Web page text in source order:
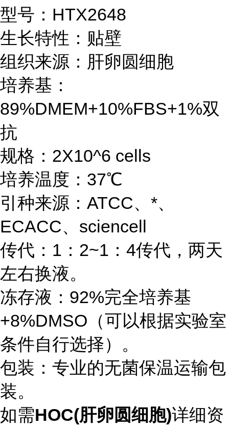
型号：HTX2648
生长特性：贴壁
组织来源：肝卵圆细胞
培养基：
89%DMEM+10%FBS+1%双
抗
规格：2X10^6 cells
培养温度：37℃
引种来源：ATCC、*、
ECACC、sciencell
传代：1：2~1：4传代，两天
左右换液。
冻存液：92%完全培养基
+8%DMSO（可以根据实验室
条件自行选择）。
包装：专业的无菌保温运输包
装。
如需HOC(肝卵圆细胞)详细资